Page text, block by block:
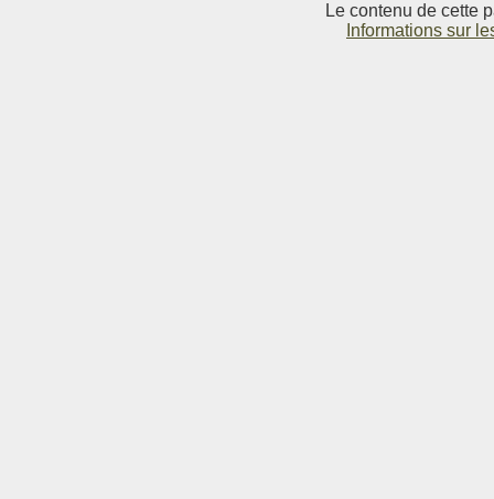
Le contenu de cette
Informations sur